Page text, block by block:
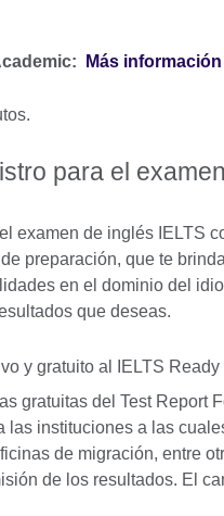
Más
para el
examen de inglés IELTS
preparación, que te
en el dominio del
que deseas.
y gratuito al IELTS Ready
gratuitas del Test Report
las instituciones a las
de migración, entre
de los resultados. El